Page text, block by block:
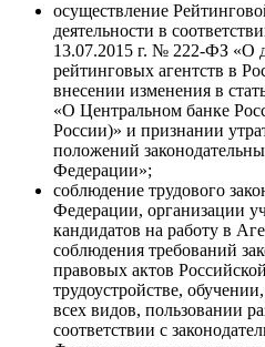
осуществление
деятельности в
13.07.2015 г. № 222-ФЗ «О
рейтинговых агентств в
внесении изменения в
«О Центральном банке
России)» и признании
положений
Федерации»;
соблюдение трудового
Федерации, организации
кандидатов на работу в
соблюдения требований
правовых актов
трудоустройстве,
всех видов, пользовании
соответствии с